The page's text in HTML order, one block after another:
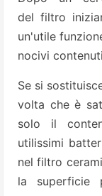
del filtro
un'utile
nocivi
Se si
volta che è
solo il
utilissimi
nel filtro
la superficie